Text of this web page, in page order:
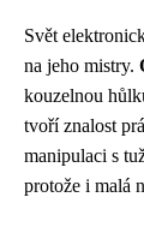
Svět
na jeho mistry.
kouzelnou
tvoří znalost
manipulaci s
protože i malá